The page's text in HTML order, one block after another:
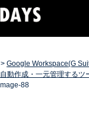
げ・Webマーケテ
発・アプリ開発・
> Google Workspace(G
動作成・一元管理するツ
88